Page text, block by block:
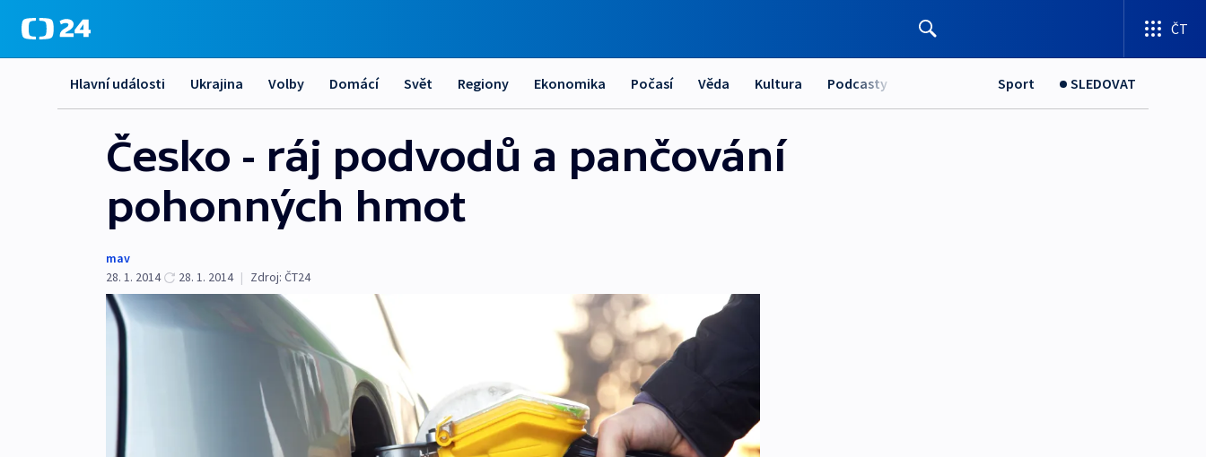
ČT
Hlavní události Ukrajina Volby Domácí Svět Regiony Ekonomika Počasí Věda Kultura Podcasty Sport SLEDOVAT
Česko - ráj podvodů a pančování
pohonných hmot
mav
28. 1. 2014
28. 1. 2014 | Zdroj: ČT24